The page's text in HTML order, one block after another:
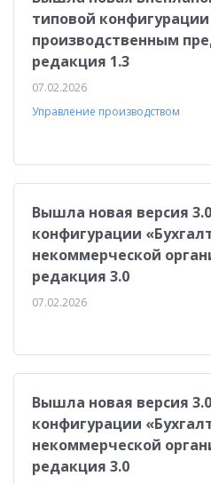
типовой
производственным
редакция 1.3
07.02.2026
Управление производством
Вышла новая версия
конфигурации
некоммерческой
редакция 3.0
07.02.2026
Вышла новая версия
конфигурации
некоммерческой
редакция 3.0